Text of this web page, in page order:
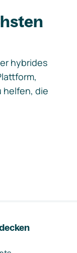
hybrides
helfen, die